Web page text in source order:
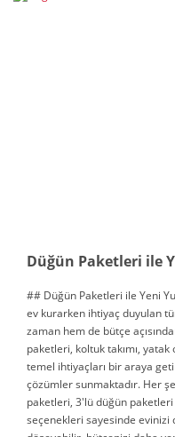
## Düğün Paketleri ile Yeni
ev kurarken ihtiyaç duyulan
zaman hem de bütçe
paketleri, koltuk takımı, yatak
temel ihtiyaçları bir araya
çözümler sunmaktadır. Her
paketleri, 3'lü düğün
seçenekleri sayesinde